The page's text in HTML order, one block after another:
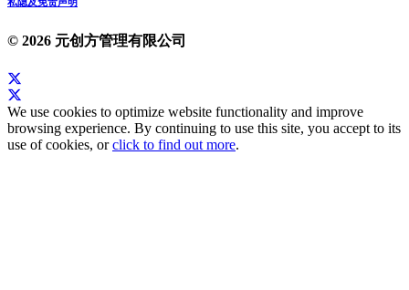
© 2026 元创方管理有限公司
We use cookies to optimize website functionality and improve
browsing experience. By continuing to use this site, you accept to its
use of cookies, orclick to find out more.